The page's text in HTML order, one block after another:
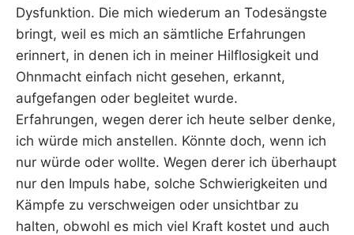
Dysfunktion. Die mich wiederum an Todesängste
bringt, weil es mich an sämtliche Erfahrungen
erinnert, in denen ich in meiner Hilflosigkeit und
Ohnmacht einfach nicht gesehen, erkannt,
aufgefangen oder begleitet wurde.
Erfahrungen, wegen derer ich heute selber denke,
ich würde mich anstellen. Könnte doch, wenn ich
nur würde oder wollte. Wegen derer ich überhaupt
nur den Impuls habe, solche Schwierigkeiten und
Kämpfe zu verschweigen oder unsichtbar zu
halten, obwohl es mich viel Kraft kostet und auch